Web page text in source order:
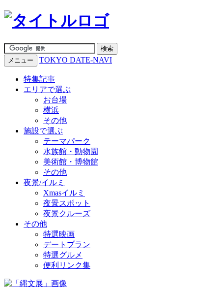
メニュー TOKYO DATE-NAVI
特集記事
エリアで選ぶ
お台場
横浜
その他
施設で選ぶ
テーマパーク
水族館・動物園
美術館・博物館
その他
夜景/イルミ
Xmasイルミ
夜景スポット
夜景クルーズ
その他
特選映画
デートプラン
特選グルメ
便利リンク集